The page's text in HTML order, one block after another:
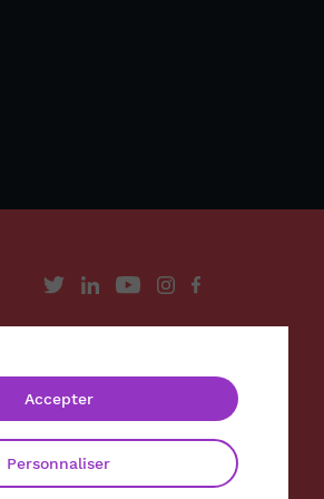
Politique de confidentialité
Personnaliser
Accepter